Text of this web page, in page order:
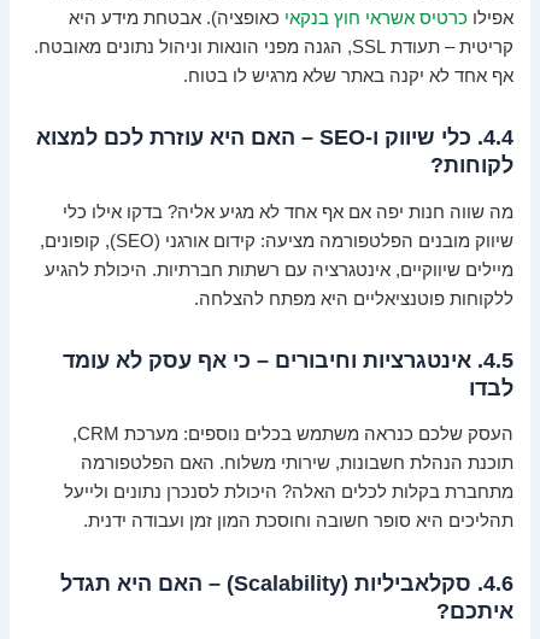
אפילו כרטיס אשראי חוץ בנקאי כאופציה). אבטחת מידע היא
קריטית – תעודת SSL, הגנה מפני הונאות וניהול נתונים מאובטח.
אף אחד לא יקנה באתר שלא מרגיש לו בטוח.
4.4. כלי שיווק ו-SEO – האם היא עוזרת לכם למצוא
לקוחות?
מה שווה חנות יפה אם אף אחד לא מגיע אליה? בדקו אילו כלי
שיווק מובנים הפלטפורמה מציעה: קידום אורגני (SEO), קופונים,
מיילים שיווקיים, אינטגרציה עם רשתות חברתיות. היכולת להגיע
ללקוחות פוטנציאליים היא מפתח להצלחה.
4.5. אינטגרציות וחיבורים – כי אף עסק לא עומד
לבדו
העסק שלכם כנראה משתמש בכלים נוספים: מערכת CRM,
תוכנת הנהלת חשבונות, שירותי משלוח. האם הפלטפורמה
מתחברת בקלות לכלים האלה? היכולת לסנכרן נתונים ולייעל
תהליכים היא סופר חשובה וחוסכת המון זמן ועבודה ידנית.
4.6. סקלאביליות (Scalability) – האם היא תגדל
איתכם?